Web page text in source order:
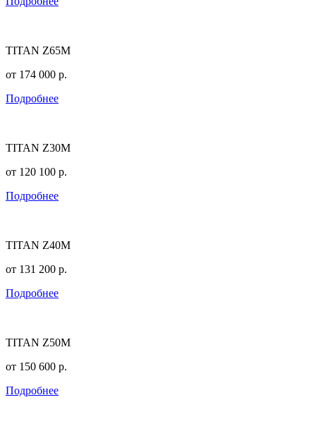
TITAN Z65M
от 174 000 р.
Подробнее
TITAN Z30M
от 120 100 р.
Подробнее
TITAN Z40M
от 131 200 р.
Подробнее
TITAN Z50M
от 150 600 р.
Подробнее